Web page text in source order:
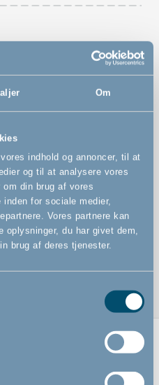
Om
indhold og annoncer, til at
og til at analysere vores
din brug af vores
for sociale medier,
Vores partnere kan
oplysninger, du har givet dem,
brug af deres tjenester.
tryghed
komfort